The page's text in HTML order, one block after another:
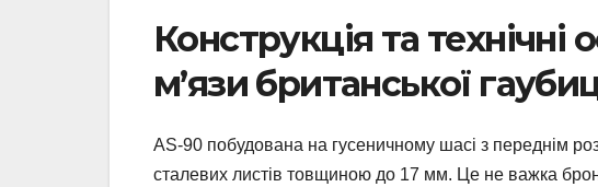
Конструкція та технічні
м’язи британської
AS-90 побудована на гусеничному шасі з переднім
сталевих листів товщиною до 17 мм. Це не важка